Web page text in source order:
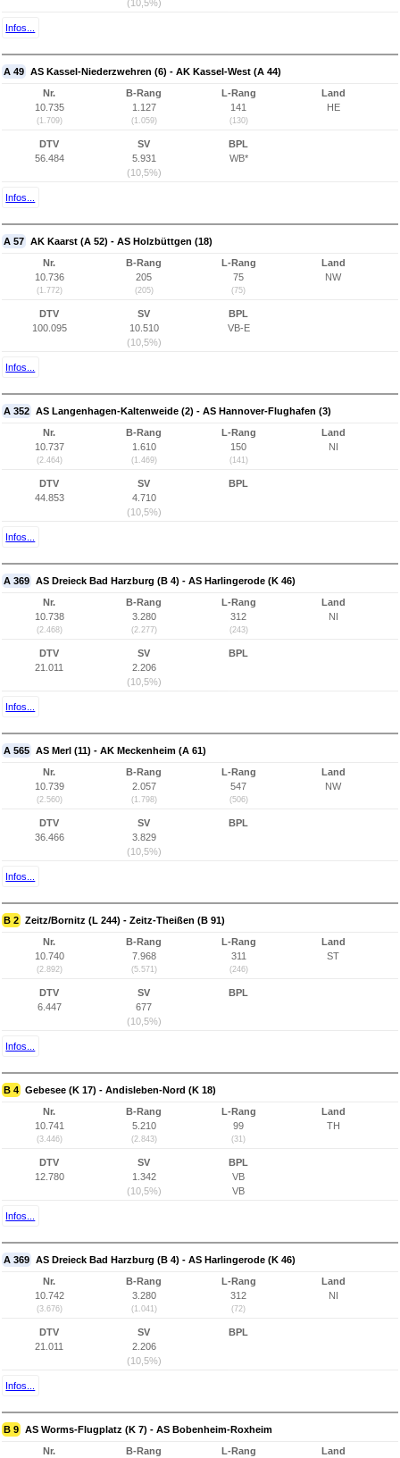
(10,5%)
Infos...
A 49 AS Kassel-Niederzwehren (6) - AK Kassel-West (A 44)
Nr.
10.735
(1.709)
B-Rang
1.127
(1.059)
L-Rang
141
(130)
Land
HE
DTV
56.484
SV
5.931
(10,5%)
BPL
WB*
Infos...
A 57 AK Kaarst (A 52) - AS Holzbüttgen (18)
Nr.
10.736
(1.772)
B-Rang
205
(205)
L-Rang
75
(75)
Land
NW
DTV
100.095
SV
10.510
(10,5%)
BPL
VB-E
Infos...
A 352 AS Langenhagen-Kaltenweide (2) - AS Hannover-Flughafen (3)
Nr.
10.737
(2.464)
B-Rang
1.610
(1.469)
L-Rang
150
(141)
Land
NI
DTV
44.853
SV
4.710
(10,5%)
BPL
Infos...
A 369 AS Dreieck Bad Harzburg (B 4) - AS Harlingerode (K 46)
Nr.
10.738
(2.468)
B-Rang
3.280
(2.277)
L-Rang
312
(243)
Land
NI
DTV
21.011
SV
2.206
(10,5%)
BPL
Infos...
A 565 AS Merl (11) - AK Meckenheim (A 61)
Nr.
10.739
(2.560)
B-Rang
2.057
(1.798)
L-Rang
547
(506)
Land
NW
DTV
36.466
SV
3.829
(10,5%)
BPL
Infos...
B 2 Zeitz/Bornitz (L 244) - Zeitz-Theißen (B 91)
Nr.
10.740
(2.892)
B-Rang
7.968
(5.571)
L-Rang
311
(246)
Land
ST
DTV
6.447
SV
677
(10,5%)
BPL
Infos...
B 4 Gebesee (K 17) - Andisleben-Nord (K 18)
Nr.
10.741
(3.446)
B-Rang
5.210
(2.843)
L-Rang
99
(31)
Land
TH
DTV
12.780
SV
1.342
(10,5%)
BPL
VB
VB
Infos...
A 369 AS Dreieck Bad Harzburg (B 4) - AS Harlingerode (K 46)
Nr.
10.742
(3.676)
B-Rang
3.280
(1.041)
L-Rang
312
(72)
Land
NI
DTV
21.011
SV
2.206
(10,5%)
BPL
Infos...
B 9 AS Worms-Flugplatz (K 7) - AS Bobenheim-Roxheim
Nr.
B-Rang
L-Rang
Land